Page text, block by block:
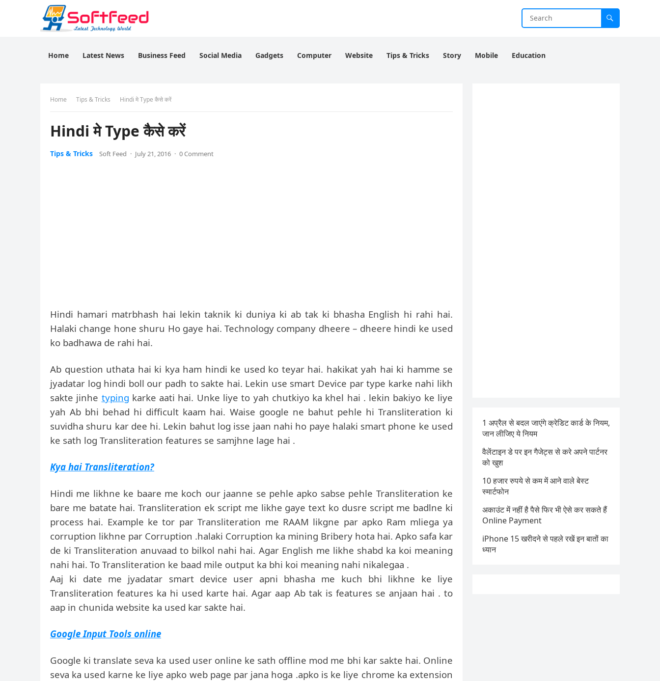
Home Latest News Business Feed Social Media Gadgets Computer Website Tips & Tricks Story Mobile Education
Home Tips & Tricks Hindi मे Type कैसे करें
Hindi मे Type कैसे करें
Tips & Tricks Soft Feed · July 21, 2016 · 0 Comment
Hindi hamari matrbhash hai lekin taknik ki duniya ki ab tak ki bhasha English hi rahi hai.
Halaki change hone shuru Ho gaye hai. Technology company dheere – dheere hindi ke used
ko badhawa de rahi hai.
Ab question uthata hai ki kya ham hindi ke used ko teyar hai. hakikat yah hai ki hamme se
jyadatar log hindi boll our padh to sakte hai. Lekin use smart Device par type karke nahi likh
sakte jinhe typing karke aati hai. Unke liye to yah chutkiyo ka khel hai . lekin bakiyo ke liye
yah Ab bhi behad hi difficult kaam hai. Waise google ne bahut pehle hi Transliteration ki
suvidha shuru kar dee hi. Lekin bahut log isse jaan nahi ho paye halaki smart phone ke used
ke sath log Transliteration features se samjhne lage hai .
Kya hai Transliteration?
Hindi me likhne ke baare me koch our jaanne se pehle apko sabse pehle Transliteration ke
bare me batate hai. Transliteration ek script me likhe gaye text ko dusre script me badlne ki
process hai. Example ke tor par Transliteration me RAAM likgne par apko Ram mliega ya
corruption likhne par Corruption .halaki Corruption ka mining Bribery hota hai. Apko safa kar
de ki Transliteration anuvaad to bilkol nahi hai. Agar English me likhe shabd ka koi meaning
nahi hai. To Transliteration ke baad mile output ka bhi koi meaning nahi nikalegaa .
Aaj ki date me jyadatar smart device user apni bhasha me kuch bhi likhne ke liye
Transliteration features ka hi used karte hai. Agar aap Ab tak is features se anjaan hai . to
aap in chunida website ka used kar sakte hai.
Google Input Tools online
Google ki translate seva ka used user online ke sath offline mod me bhi kar sakte hai. Online
seva ka used karne ke liye apko web page par jana hoga .apko is ke liye chrome ka extension
1 अप्रैल से बदल जाएंगे क्रेडिट कार्ड के नियम,
जान लीजिए ये नियम
वैलेंटाइन डे पर इन गैजेट्स से करे अपने पार्टनर
को खुश
10 हजार रुपये से कम में आने वाले बेस्ट
स्मार्टफोन
अकाउंट में नहीं है पैसे फिर भी ऐसे कर सकते हैं
Online Payment
iPhone 15 खरीदने से पहले रखें इन बातों का
ध्यान